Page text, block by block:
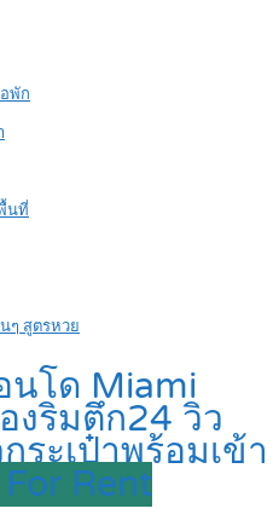
พัก
นที่
ๆ สูตรหวย
นโด Miami
งริมตึก24 วิว
ระเป๋าพร้อมเข้า
Rent